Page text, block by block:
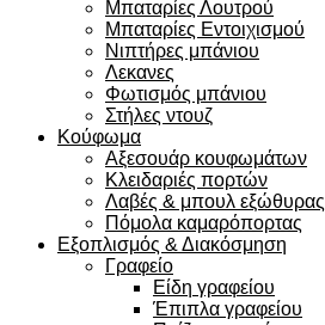
Μπαταρίες Λουτρού
Μπαταρίες Εντοιχισμού
Νιπτήρες μπάνιου
Λεκανες
Φωτισμός μπάνιου
Στήλες ντουζ
Κούφωμα
Αξεσουάρ κουφωμάτων
Κλειδαριές πορτών
Λαβές & μπουλ εξώθυρας
Πόμολα καμαρόπορτας
Εξοπλισμός & Διακόσμηση
Γραφείο
Είδη γραφείου
Έπιπλα γραφείου